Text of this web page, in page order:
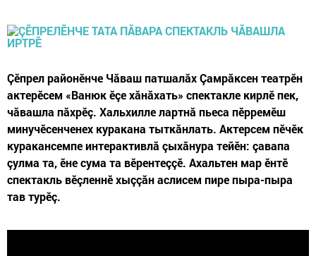
Çӗпрел районӗнче Чăваш патшалăх Çамрăксен театрӗн
актерӗсем «Ванюк ӗçе хăнăхать» спектакле кирлӗ пек,
чăвашла пăхрӗç. Хальхилле лартнă пьеса пӗрремӗш
минучӗсенченех куракана тыткăнлать. Актерсем пӗчӗк
куракансемпе интерактивлă çыхăнура тейӗн: çавапа
çулма та, ӗне сума та вӗрентеççӗ. Ахальтен мар ӗнтӗ
спектакль вӗçленнӗ хыççăн аслисем пире пыра-пыра
тав турӗç.